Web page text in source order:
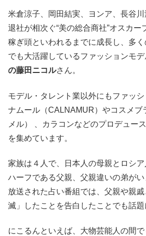
米倉涼子、岡田結実、ヨンア、長谷
退社が相次ぐ“美の総合商社”オスカー
稼ぎ頭といわれるまでに成長し、多
でも大活躍しているファッションモ
の藤田ニコルさん。
モデル・タレント業以外にもファッ
ナムール（CALNAMUR）やコスメブ
メル） 、カラコンなどのプロデュー
を集めています。
家族は４人で、日本人の母親とロシ
ハーフである父親、父親違いの弟が
放送された占い番組では、父親や親
滅」したことを告白したことでも話題
にこるんといえば、大物芸能人の間